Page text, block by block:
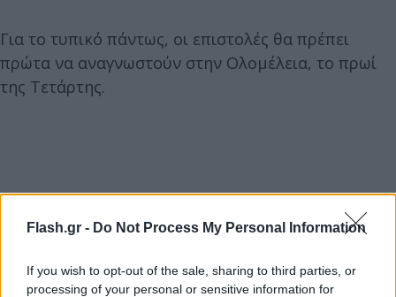
Flash.gr - Do Not Process My Personal Information
If you wish to opt-out of the sale, sharing to third parties, or
processing of your personal or sensitive information for
Για το τυπικό πάντως, οι επιστολές θα πρέπει
πρώτα να αναγνωστούν στην Ολομέλεια, το πρωί
της Τετάρτης.